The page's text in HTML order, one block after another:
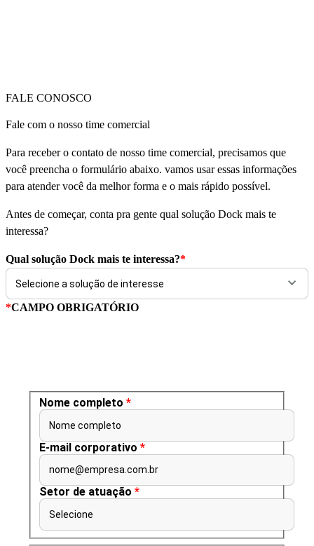
FALE CONOSCO
Fale com o nosso time comercial
Para receber o contato de nosso time comercial, precisamos que
você preencha o formulário abaixo. vamos usar essas informações
para atender você da melhor forma e o mais rápido possível.
Antes de começar, conta pra gente qual solução Dock mais te
interessa?
Qual solução Dock mais te interessa?*
*CAMPO OBRIGATÓRIO
Nome completo *
Nome completo
E-mail corporativo *
nome@empresa.com.br
Setor de atuação *
Selecione